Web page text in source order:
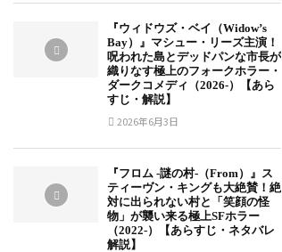
『ウィドウズ・ベイ（Widow’s
Bay）』マシュー・リーズ主演！
呪われた島とデッドパンな市長が
織りなす極上のフォークホラー・
ダークコメディ（2026-）【あら
すじ・解説】
2026年6月3日
『フロム -謎の村-（From）』ス
ティーヴン・キングも大絶賛！絶
対に出られない村と「笑顔の怪
物」が襲い来る極上SFホラー
（2022-）【あらすじ・ネタバレ
解説】